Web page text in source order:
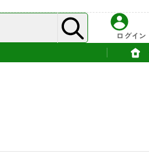
ログイン